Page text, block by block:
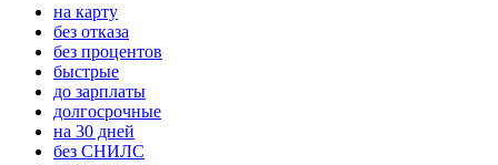
на карту
без отказа
без процентов
быстрые
до зарплаты
долгосрочные
на 30 дней
без СНИЛС